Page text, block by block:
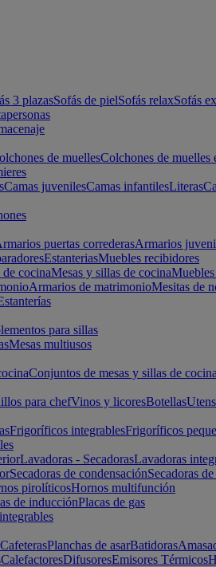
3 plazasSofás de pielSofás relaxSofás
de muellesColchones de muelles
Camas juvenilesCamas infantilesLiteras
puertas correderasArmarios
EstanteriasMuebles recibidores
de cocinaMesas y sillas de cocina
Armarios de matrimonioMesitas de
para sillas
Mesas multiusos
Conjuntos de mesas y sillas de cocina
para chefVinos y licoresBotellas
Frigoríficos integrablesFrigoríficos
Lavadoras - SecadorasLavadoras
Secadoras de condensaciónSecadoras
pirolíticosHornos multifunción
de inducciónPlacas de gas
CafeterasPlanchas de asarBatidoras
CalefactoresDifusoresEmisores Térmicos